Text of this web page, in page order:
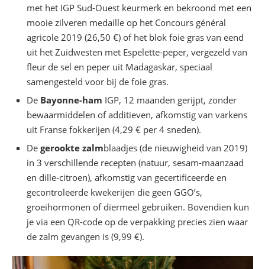
met het IGP Sud-Ouest keurmerk en bekroond met een
mooie zilveren medaille op het Concours général
agricole 2019 (26,50 €) of het blok foie gras van eend
uit het Zuidwesten met Espelette-peper, vergezeld van
fleur de sel en peper uit Madagaskar, speciaal
samengesteld voor bij de foie gras.
De Bayonne-ham IGP, 12 maanden gerijpt, zonder
bewaarmiddelen of additieven, afkomstig van varkens
uit Franse fokkerijen (4,29 € per 4 sneden).
De gerookte zalmblaadjes (de nieuwigheid van 2019)
in 3 verschillende recepten (natuur, sesam-maanzaad
en dille-citroen), afkomstig van gecertificeerde en
gecontroleerde kwekerijen die geen GGO’s,
groeihormonen of diermeel gebruiken. Bovendien kun
je via een QR-code op de verpakking precies zien waar
de zalm gevangen is (9,99 €).